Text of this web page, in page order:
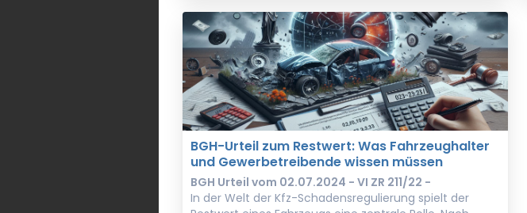
BGH-Urteil zum Restwert: Was Fahrzeughalter
und Gewerbetreibende wissen müssen
BGH Urteil vom 02.07.2024 - VI ZR 211/22 -
In der Welt der Kfz-Schadensregulierung spielt der